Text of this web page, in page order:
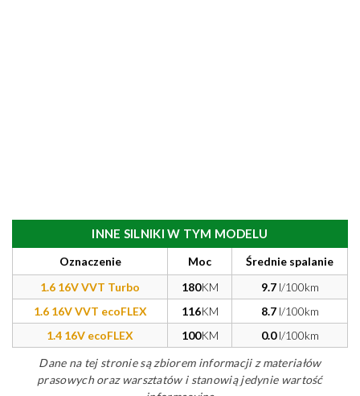
INNE SILNIKI W TYM MODELU
Oznaczenie Moc
Średnie spalanie
1.6 16V VVT Turbo
180KM 9.7l/100km
1.6 16V VVT ecoFLEX
116KM 8.7l/100km
1.4 16V ecoFLEX
100KM 0.0l/100km
Dane na tej stronie są zbiorem informacji z materiałów
prasowych oraz warsztatów i stanowią jedynie wartość